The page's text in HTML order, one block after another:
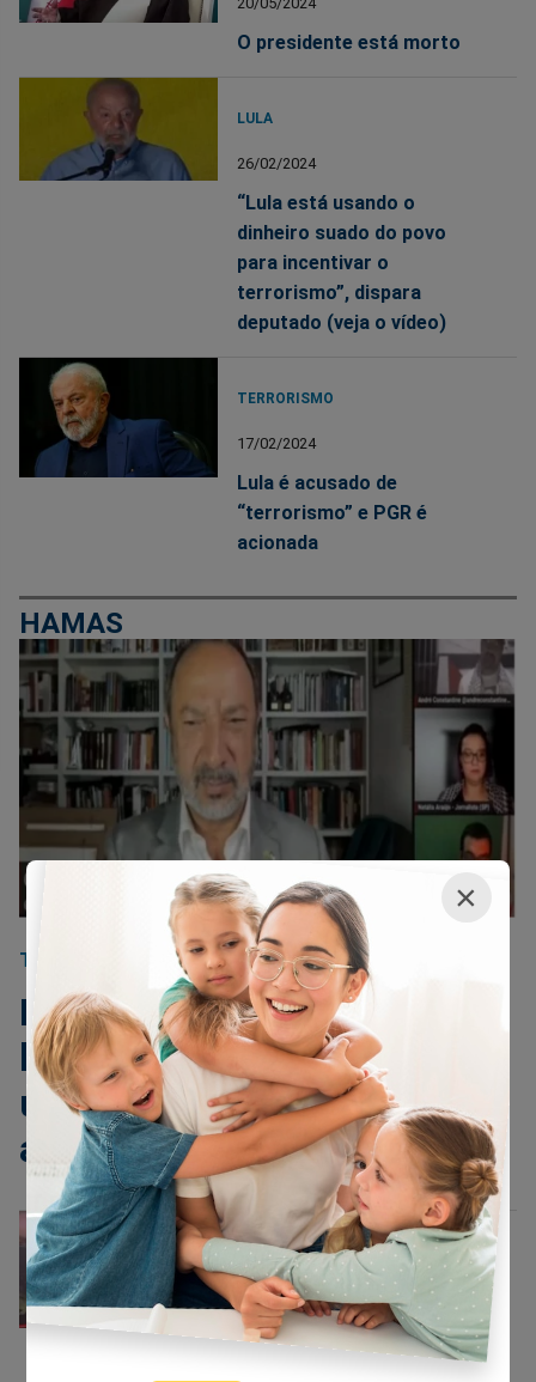
×
O presidente está morto
LULA
26/02/2024
“Lula está usando o
dinheiro suado do povo
para incentivar o
terrorismo”, dispara
deputado (veja o vídeo)
TERRORISMO
17/02/2024
Lula é acusado de
“terrorismo” e PGR é
acionada
HAMAS
TERRORISMO 28/01/2024
Involuntariamente o povo
brasileiro está financiando
um veículo que faz apologia
ao terrorismo (veja o vídeo)
ANGELA DAVIS
27/01/2024
Vergonhoso! A Globo
celebra uma terrorista